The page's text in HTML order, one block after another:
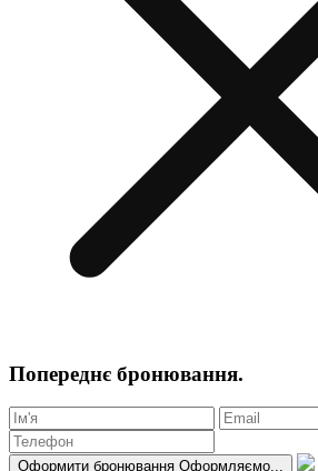
Попереднє бронювання.
Оформити бронювання Оформляємо...